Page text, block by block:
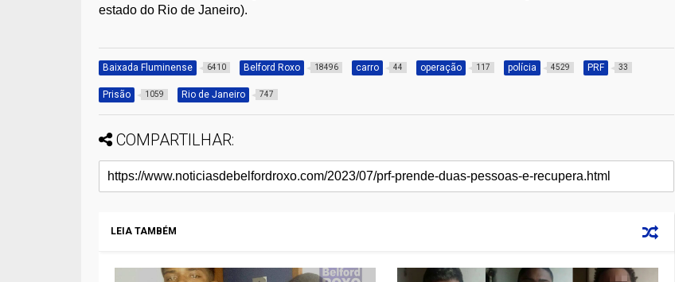
estado do Rio de Janeiro).
Baixada Fluminense 6410 Belford Roxo 18496 carro 44 operação 117 polícia 4529 PRF 33
Prisão 1059 Rio de Janeiro 747
COMPARTILHAR:
LEIA TAMBÉM